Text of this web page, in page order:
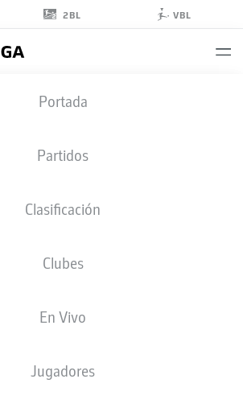
2BL VBL
Portada
Partidos
Clasificación
Clubes
En Vivo
Jugadores
30.12.1986
TAMAÑO